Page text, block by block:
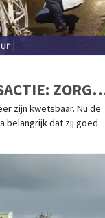
ZORG
zijn kwetsbaar. Nu de
belangrijk dat zij goed